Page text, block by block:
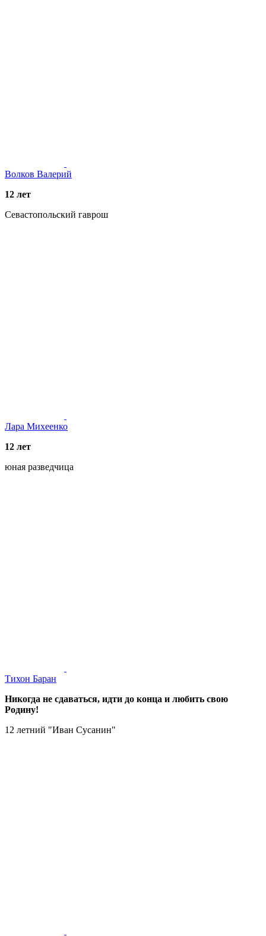
Волков Валерий
12 лет
Севастопольский гаврош
Лара Михеенко
12 лет
юная разведчица
Тихон Баран
Никогда не сдаваться, идти до конца и любить свою
Родину!
12 летний "Иван Сусанин"